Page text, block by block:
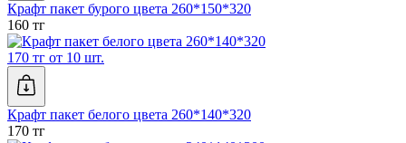
Крафт пакет бурого цвета 260*150*320
160 тг
170 тг от 10 шт.
Крафт пакет белого цвета 260*140*320
170 тг